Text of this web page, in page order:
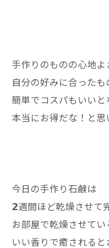
手作りのものの心地よ
自分の好みに合ったも
簡単でコスパもいいと
本当にお得だな！と思
今日の手作り石鹸は
𝟮週間ほど乾燥させて
お部屋で乾燥させてい
いい香りで癒される